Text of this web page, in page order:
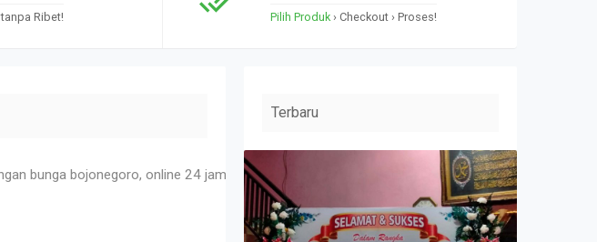
Ribet! Pilih Produk› Checkout › Proses!
bunga bojonegoro, online 24 jam, bunga ucapan benner digital Produk › bunga papan duka
Terbaru